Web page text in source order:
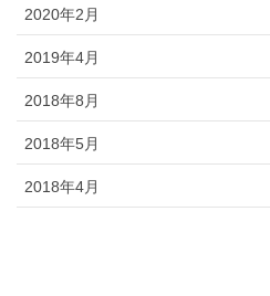
2020年2月
2019年4月
2018年8月
2018年5月
2018年4月